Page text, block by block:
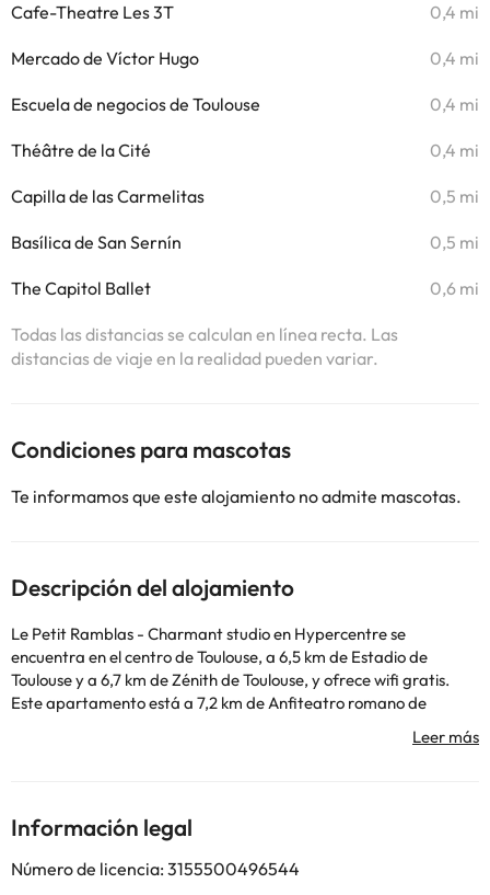
Cafe-Theatre Les 3T 0,4 mi
Mercado de Víctor Hugo 0,4 mi
Escuela de negocios de Toulouse 0,4 mi
Théâtre de la Cité 0,4 mi
Capilla de las Carmelitas 0,5 mi
Basílica de San Sernín 0,5 mi
The Capitol Ballet 0,6 mi
Todas las distancias se calculan en línea recta. Las
distancias de viaje en la realidad pueden variar.
Condiciones para mascotas
Te informamos que este alojamiento no admite mascotas.
Descripción del alojamiento
Le Petit Ramblas - Charmant studio en Hypercentre se
encuentra en el centro de Toulouse, a 6,5 km de Estadio de
Toulouse y a 6,7 km de Zénith de Toulouse, y ofrece wifi gratis.
Este apartamento está a 7,2 km de Anfiteatro romano de
Purpan-Ancely y a 12 km de Centro Congresos y Exposiciones
alojamiento hay puntos de interés como Estación Matabiau,
Estación de metro Jeanne d'Arc y Estación de metro Jean-
Jaures. El aeropuerto (Aeropuerto de Toulouse - Blagnac) está a
Información legal
Número de licencia: 3155500496544